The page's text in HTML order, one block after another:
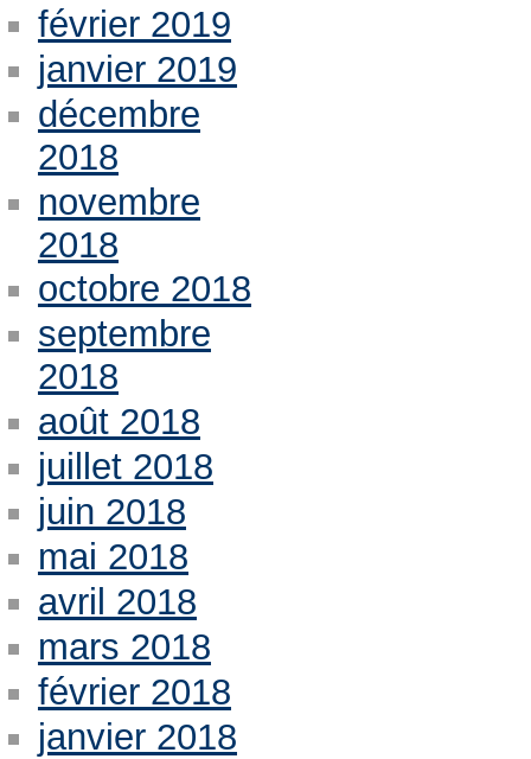
février 2019
janvier 2019
décembre
2018
novembre
2018
octobre 2018
septembre
2018
août 2018
juillet 2018
juin 2018
mai 2018
avril 2018
mars 2018
février 2018
janvier 2018